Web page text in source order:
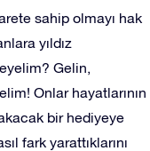
sahip olmayı hak
yıldız
Gelin,
Onlar hayatlarının
bir hediyeye
fark yarattıklarını